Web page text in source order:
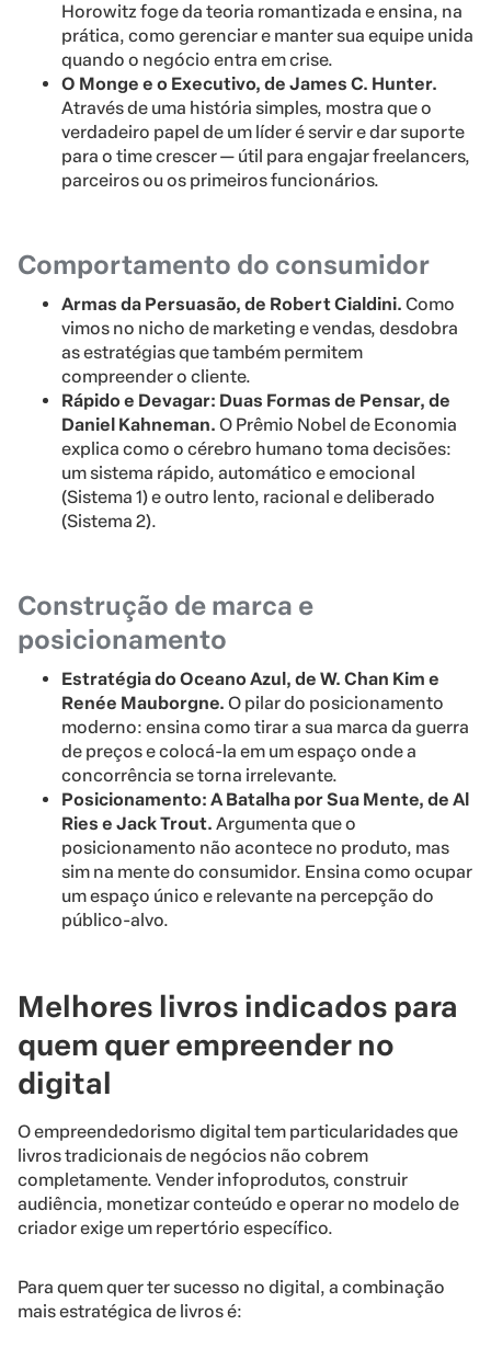
Horowitz foge da teoria romantizada e ensina, na
prática, como gerenciar e manter sua equipe unida
quando o negócio entra em crise.
O Monge e o Executivo, de James C. Hunter.
Através de uma história simples, mostra que o
verdadeiro papel de um líder é servir e dar suporte
para o time crescer — útil para engajar freelancers,
parceiros ou os primeiros funcionários.
Comportamento do consumidor
Armas da Persuasão, de Robert Cialdini. Como
vimos no nicho de marketing e vendas, desdobra
as estratégias que também permitem
compreender o cliente.
Rápido e Devagar: Duas Formas de Pensar, de
Daniel Kahneman. O Prêmio Nobel de Economia
explica como o cérebro humano toma decisões:
um sistema rápido, automático e emocional
(Sistema 1) e outro lento, racional e deliberado
(Sistema 2).
Construção de marca e
posicionamento
Estratégia do Oceano Azul, de W. Chan Kim e
Renée Mauborgne. O pilar do posicionamento
moderno: ensina como tirar a sua marca da guerra
de preços e colocá-la em um espaço onde a
concorrência se torna irrelevante.
Posicionamento: A Batalha por Sua Mente, de Al
Ries e Jack Trout. Argumenta que o
posicionamento não acontece no produto, mas
sim na mente do consumidor. Ensina como ocupar
um espaço único e relevante na percepção do
público-alvo.
Melhores livros indicados para
quem quer empreender no
digital
O empreendedorismo digital tem particularidades que
livros tradicionais de negócios não cobrem
completamente. Vender infoprodutos, construir
audiência, monetizar conteúdo e operar no modelo de
criador exige um repertório específico.
Para quem quer ter sucesso no digital, a combinação
mais estratégica de livros é: